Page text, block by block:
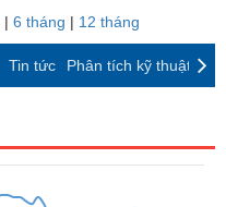
| 6 tháng | 12 tháng
Tin tức Phân tích kỹ thuật